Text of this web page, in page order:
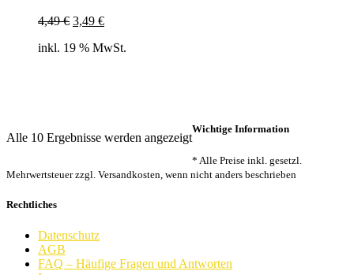
4,49€ Ursprünglicher
war:
3,49 €Aktueller
ist:
inkl. 19 % MwSt.
Alle 10 Ergebnisse werden angezeigtNach
sortiert
Wichtige Information
* Alle Preise inkl. gesetzl.
Mehrwertsteuer zzgl. Versandkosten, wenn nicht anders beschrieben
Rechtliches
Datenschutz
AGB
FAQ – Häufige Fragen und Antworten